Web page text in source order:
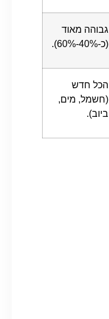
גבוהה מאוד
(כ-40%-60%).
הכל חדש
(חשמל, מים,
ביוב).